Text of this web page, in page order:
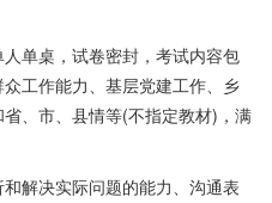
单桌，试卷密封，考试内容包
工作能力、基层党建工作、乡
、市、县情等(不指定教材)，满
解决实际问题的能力、沟通表